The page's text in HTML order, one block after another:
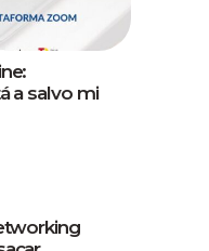
a salvo mi